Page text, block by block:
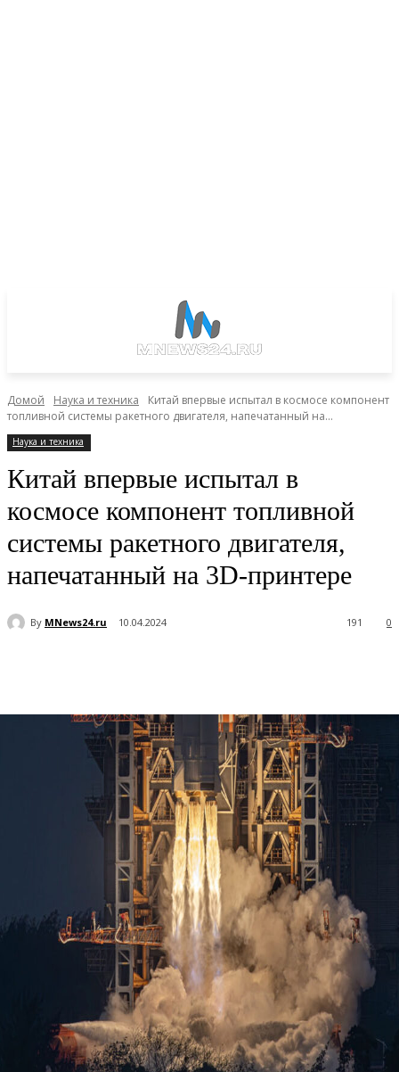
Домой Наука и техника
Китай впервые испытал в космосе компонент
топливной системы ракетного двигателя, напечатанный на...
Наука и техника
Китай впервые испытал в
космосе компонент топливной
системы ракетного двигателя,
напечатанный на 3D-принтере
By MNews24.ru 10.04.2024 0
191